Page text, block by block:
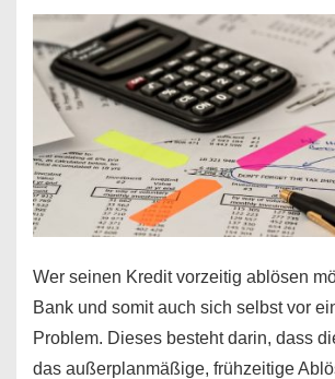
Mit
diesen
Regeln!
Wer seinen Kredit vorzeitig ablösen
Bank und somit auch sich selbst vor
Problem. Dieses besteht darin, dass
das außerplanmäßige, frühzeitige